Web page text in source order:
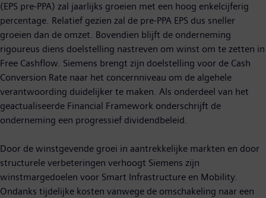
(EPS pre-PPA) zal jaarlijks groeien met een hoog enkelcijferig
percentage. Relatief gezien zal de pre-PPA EPS dus sneller
groeien dan de omzet. Bovendien blijft de onderneming
rigoureus diens doelstelling nastreven om winst om te zetten in
Free Cashflow. Siemens brengt zijn doelstelling voor de Cash
Conversion Rate naar het concernniveau om de algehele
verantwoording duidelijker te maken. Als onderdeel van het
geactualiseerde Financial Framework onderschrijft de
onderneming een progressief dividendbeleid.
Door de winstgevende groei in aantrekkelijke markten en door
structurele verbeteringen verhoogt Siemens zijn
winstmargedoelen voor Smart Infrastructure en Mobility.
Ondanks tijdelijke kosten vanwege de omschakeling naar een